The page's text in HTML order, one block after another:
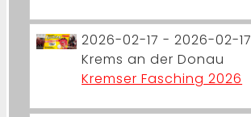
2026-02-17 - 2026-02-17
Krems an der Donau
Kremser Fasching 2026